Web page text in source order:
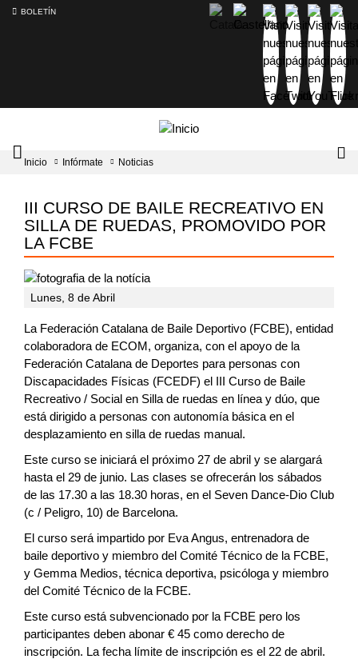
BOLETÍN
Intercambiador
del
principal
Inicio Infórmate Noticias
III CURSO DE BAILE RECREATIVO EN
SILLA DE RUEDAS, PROMOVIDO POR
LA FCBE
Lunes, 8 de Abril
La Federación Catalana de Baile Deportivo (FCBE), entidad
colaboradora de ECOM, organiza, con el apoyo de la
Federación Catalana de Deportes para personas con
Discapacidades Físicas (FCEDF) el III Curso de Baile
Recreativo / Social en Silla de ruedas en línea y dúo, que
está dirigido a personas con autonomía básica en el
desplazamiento en silla de ruedas manual.
Este curso se iniciará el próximo 27 de abril y se alargará
hasta el 29 de junio. Las clases se ofrecerán los sábados
de las 17.30 a las 18.30 horas, en el Seven Dance-Dio Club
(c / Peligro, 10) de Barcelona.
El curso será impartido por Eva Angus, entrenadora de
baile deportivo y miembro del Comité Técnico de la FCBE,
y Gemma Medios, técnica deportiva, psicóloga y miembro
del Comité Técnico de la FCBE.
Este curso está subvencionado por la FCBE pero los
participantes deben abonar € 45 como derecho de
inscripción. La fecha límite de inscripción es el 22 de abril.